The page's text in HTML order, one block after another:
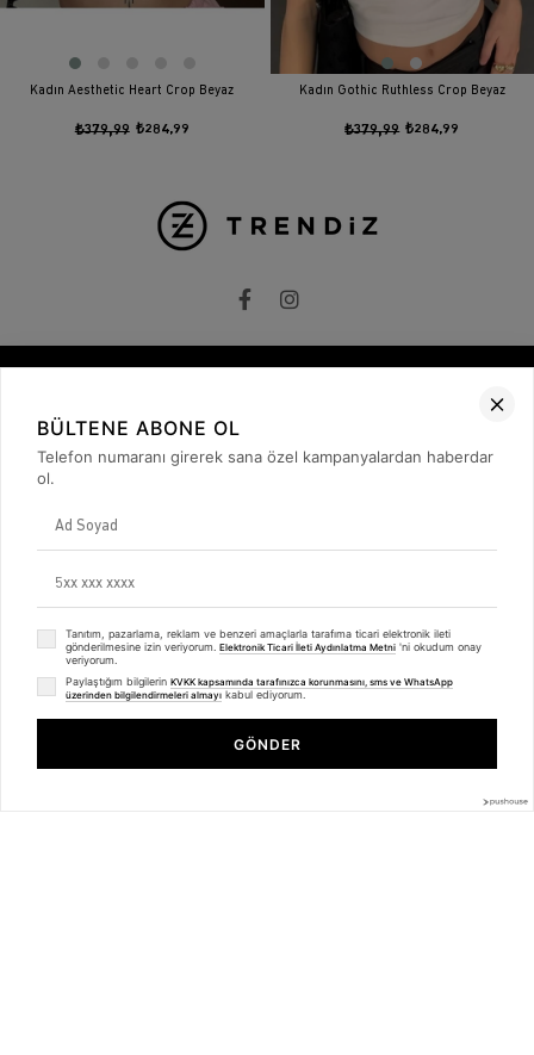
Kadın Aesthetic Heart Crop Beyaz
₺284,99
₺379,99
Kadın Gothic Ruthless Crop Beyaz
₺284,99
₺379,99
Kurumsal
Hakkımızda
İletişim
ETK Bilgilendirme Metni
Üyelik
Kargo & Teslimat
Sipariş İşlemleri
Whatsapp Müşteri Destek
Üyelik Sözleşmesi
Mesafeli Satış Sözleşmesi
BÜLTENE ABONE OL
Telefon numaranı girerek sana özel kampanyalardan haberdar
ol.
Tanıtım, pazarlama, reklam ve benzeri amaçlarla tarafıma ticari elektronik ileti
gönderilmesine izin veriyorum. Elektronik Ticari İleti Aydınlatma Metni 'ni okudum onay
veriyorum.
Paylaştığım bilgilerin KVKK kapsamında tarafınızca korunmasını, sms ve WhatsApp
üzerinden bilgilendirmeleri almayı kabul ediyorum.
GÖNDER